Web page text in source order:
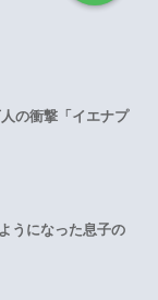
の衝撃「イエナプ
うになった息子の